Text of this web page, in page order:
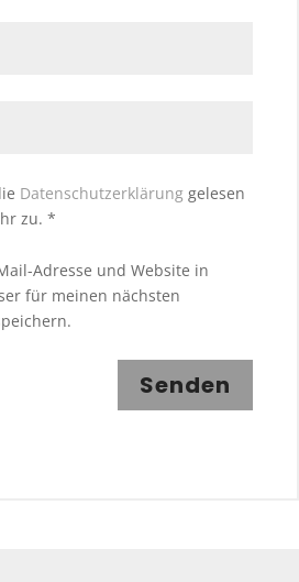
Datenschutzerklärunggelesen
zu. *
Adresse und Website in
für meinen nächsten
Senden